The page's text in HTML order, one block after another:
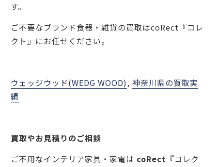
す。
ご不要なブランド食器・雑貨の買取はcoRect『コレ
クト』にお任せください。
ウェッジウッド(WEDG WOOD), 神奈川県の買取実
績
買取やお見積りのご相談
ご不用なインテリア家具・家電は coRect 『コレク